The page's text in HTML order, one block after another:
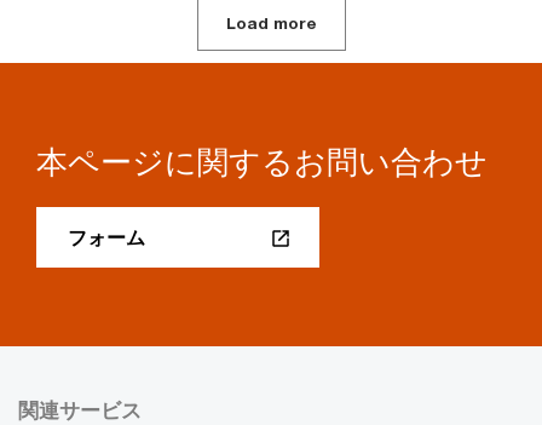
Load more
本ページに関するお問い合わせ
フォーム
関連サービス